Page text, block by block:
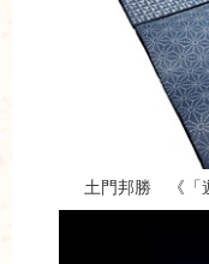
土門邦勝 《「